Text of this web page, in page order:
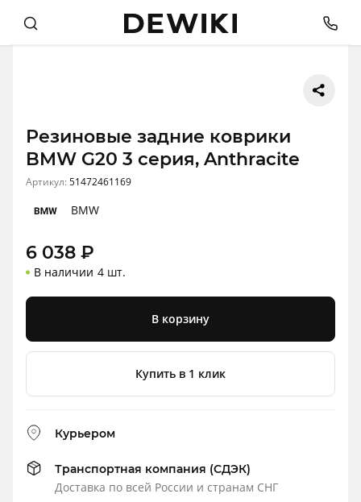
Резиновые задние коврики
BMW G20 3 серия, Anthracite
Артикул:51472461169
BMW
6 038 ₽
В наличии 4 шт.
В корзину
Купить в 1 клик
Курьером
Транспортная компания (СДЭК)
Доставка по всей России и странам СНГ